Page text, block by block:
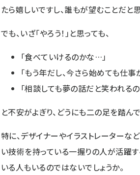
たら嬉しいですし、誰もが望むことだと
でも、いざ「やろう！」と思っても、
「食べていけるのかな…」
「もう年だし、今さら始めても仕
「相談しても夢の話だと笑われる
と不安がよぎり、どうにも二の足を踏んで
特に、デザイナーやイラストレーターな
い技術を持っている一握りの人が活躍
いる人もいるのではないでしょうか。